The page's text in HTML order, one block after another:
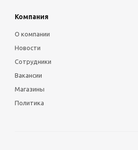
Компания
О компании
Новости
Сотрудники
Вакансии
Магазины
Политика